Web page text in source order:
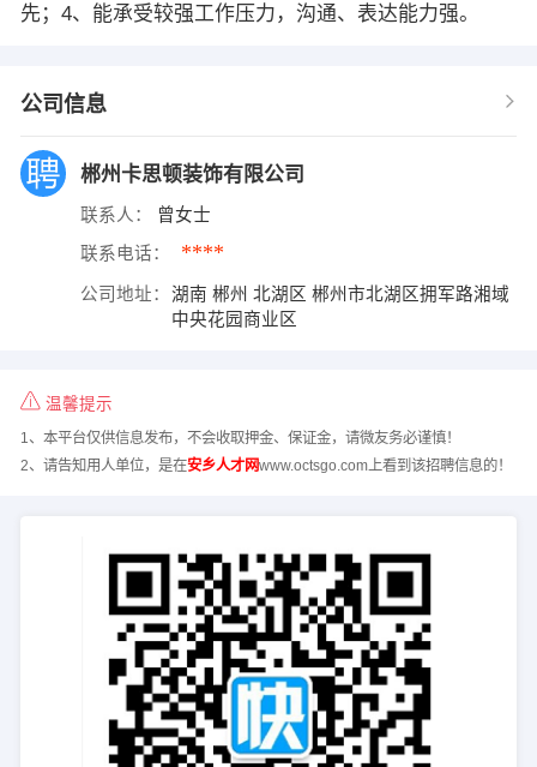
先；4、能承受较强工作压力，沟通、表达能力强。
公司信息
郴州卡思顿装饰有限公司
联系人： 曾女士
联系电话： ****
公司地址：
湖南 郴州 北湖区 郴州市北湖区拥军路湘域
中央花园商业区
温馨提示
1、本平台仅供信息发布，不会收取押金、保证金，请微友务必谨慎！
2、请告知用人单位，是在安乡人才网www.octsgo.com上看到该招聘信息的！